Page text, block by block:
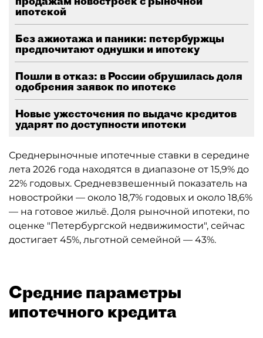
ипотекой
Без ажиотажа и паники: петербуржцы
предпочитают однушки и ипотеку
Пошли в отказ: в России обрушилась доля
одобрения заявок по ипотеке
Новые ужесточения по выдаче кредитов
ударят по доступности ипотеки
Среднерыночные ипотечные ставки в середине
лета 2026 года находятся в диапазоне от 15,9% до
22% годовых. Средневзвешенный показатель на
новостройки — около 18,7% годовых и около 18,6%
— на готовое жильё. Доля рыночной ипотеки, по
оценке "Петербургской недвижимости", сейчас
достигает 45%, льготной семейной — 43%.
Средние параметры
ипотечного кредита